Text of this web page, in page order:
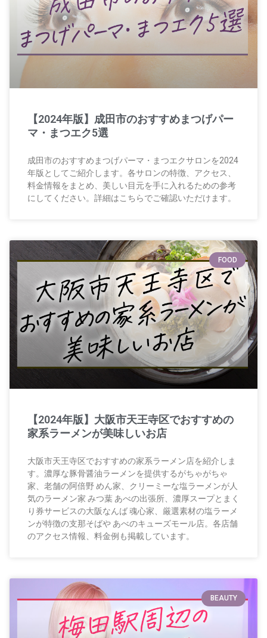
【2024年版】成田市のおすすめまつげパー
マ・まつエク5選
成田市のおすすめまつげパーマ・まつエクサロンを2024
年版としてご紹介します。各サロンの特徴、アクセス、
料金情報をまとめ、美しい目元を手に入れるための参考
にしてください。詳細はこちらでご確認いただけます。
FOOD
【2024年版】大阪市天王寺区でおすすめの
家系ラーメンが美味しいお店
大阪市天王寺区でおすすめの家系ラーメン店を紹介しま
す。濃厚な豚骨醤油ラーメンを提供するがちゃがちゃ
家、老舗の阿倍野 めん家、クリーミーな塩ラーメンが人
気のラーメン家 みつ葉 あべの出張所、濃厚スープとまく
り券サービスの大阪なんば 魂心家、厳選素材の塩ラーメ
ンが特徴の支那そばや あべのキューズモール店。各店舗
のアクセス情報、料金例も掲載しています。
BEAUTY